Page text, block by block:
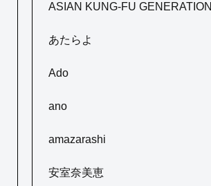
ASIAN KUNG-FU GENERATION
あたらよ
Ado
ano
amazarashi
安室奈美恵